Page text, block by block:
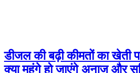
डीजल की बढ़ी कीमतों का खेती
क्या महंगे हो जाएंगे अनाज और